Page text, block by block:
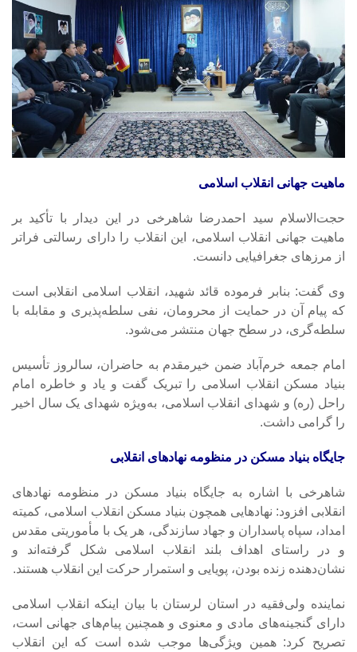
ماهیت جهانی انقلاب اسلامی
حجت‌الاسلام سید احمدرضا شاهرخی در این دیدار با تأکید بر
ماهیت جهانی انقلاب اسلامی، این انقلاب را دارای رسالتی فراتر
از مرزهای جغرافیایی دانست.
وی گفت: بنابر فرموده قائد شهید، انقلاب اسلامی انقلابی است
که پیام آن در حمایت از محرومان، نفی سلطه‌پذیری و مقابله با
سلطه‌گری، در سطح جهان منتشر می‌شود.
امام جمعه خرم‌آباد ضمن خیرمقدم به حاضران، سالروز تأسیس
بنیاد مسکن انقلاب اسلامی را تبریک گفت و یاد و خاطره امام
راحل (ره) و شهدای انقلاب اسلامی، به‌ویژه شهدای یک سال اخیر
را گرامی داشت.
جایگاه بنیاد مسکن در منظومه نهادهای انقلابی
شاهرخی با اشاره به جایگاه بنیاد مسکن در منظومه نهادهای
انقلابی افزود: نهادهایی همچون بنیاد مسکن انقلاب اسلامی، کمیته
امداد، سپاه پاسداران و جهاد سازندگی، هر یک با مأموریتی مقدس
و در راستای اهداف بلند انقلاب اسلامی شکل گرفته‌اند و
نشان‌دهنده زنده بودن، پویایی و استمرار حرکت این انقلاب هستند.
نماینده ولی‌فقیه در استان لرستان با بیان اینکه انقلاب اسلامی
دارای گنجینه‌های مادی و معنوی و همچنین پیام‌های جهانی است،
تصریح کرد: همین ویژگی‌ها موجب شده است که این انقلاب